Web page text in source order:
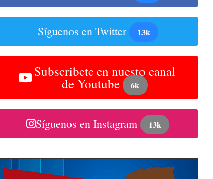
Síguenos en Twitter 13k
Subscribete en nuesto canal
de Youtube 6k
Síguenos en Instagram 13k